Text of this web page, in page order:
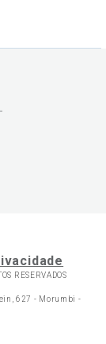
RESERVADOS
627 - Morumbi -